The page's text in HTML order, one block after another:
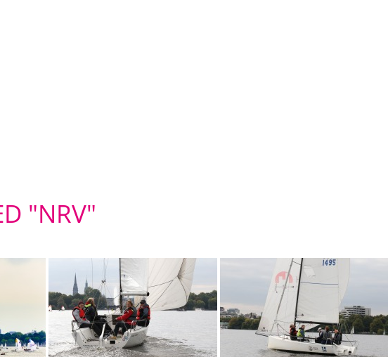
"NRV"